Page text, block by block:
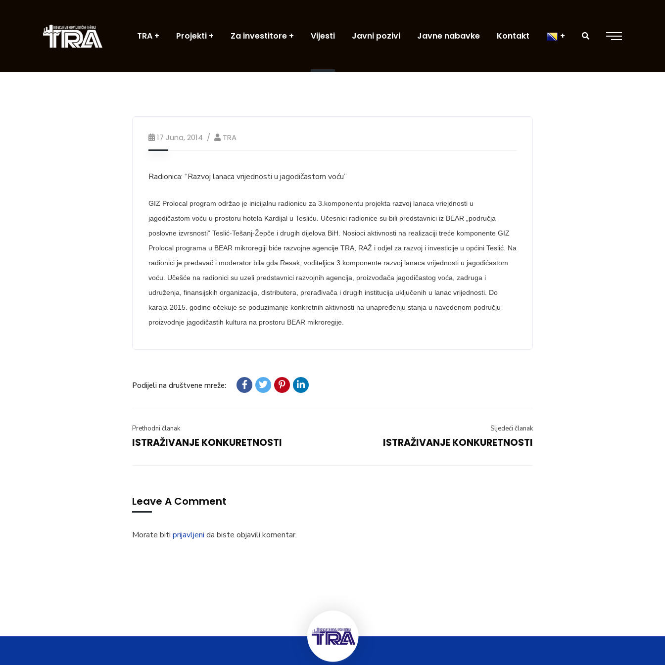
TRA Projekti Za investitore Vijesti Javni pozivi Javne nabavke Kontakt
17 Juna, 2014 TRA
Radionica: “Razvoj lanaca vrijednosti u jagodičastom voću”
GIZ Prolocal program održao je inicijalnu radionicu za 3.komponentu projekta razvoj lanaca vriejdnosti u
jagodičastom voću u prostoru hotela Kardijal u Tesliću. Učesnici radionice su bili predstavnici iz BEAR „područja
poslovne izvrsnosti“ Teslić-Tešanj-Žepče i drugih dijelova BiH. Nosioci aktivnosti na realizaciji treće komponente GIZ
Prolocal programa u BEAR mikroregiji biće razvojne agencije TRA, RAŽ i odjel za razvoj i investicije u općini Teslić. Na
radionici je predavač i moderator bila gđa.Resak, voditeljica 3.komponente razvoj lanaca vrijednosti u jagodićastom
voću. Učešće na radionici su uzeli predstavnici razvojnih agencija, proizvođača jagodičastog voća, zadruga i
udruženja, finansijskih organizacija, distributera, prerađivača i drugih institucija uključenih u lanac vrijednosti. Do
karaja 2015. godine očekuje se poduzimanje konkretnih aktivnosti na unapređenju stanja u navedenom području
proizvodnje jagodičastih kultura na prostoru BEAR mikroregije.
Podijeli na društvene mreže:
Prethodni članak
ISTRAŽIVANJE KONKURETNOSTI
Sljedeći članak
ISTRAŽIVANJE KONKURETNOSTI
Leave A Comment
Morate biti prijavljeni da biste objavili komentar.